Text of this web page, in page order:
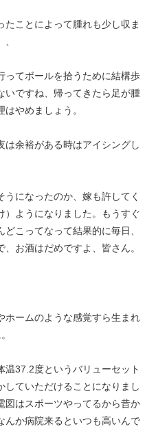
たことによって腫れも少し収ま
ってボールを拾うために結構歩
いですね、帰ってきたら足が腫
やめましょう。
は余裕がある時はアイシングし
になったのか、嫁も許してく
）ようになりました。もうすぐ
こってなって結果的に毎日、
お酒はだめですよ、皆さん。
ホームのような感覚すら生まれ
37.2度というバリューセット
していただけることになりまし
図はスポーツやってるから昔か
んか病院来るといつも高いんで